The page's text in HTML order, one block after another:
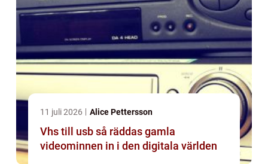
11 juli 2026 Alice Pettersson
Vhs till usb så räddas gamla
videominnen in i den digitala världen